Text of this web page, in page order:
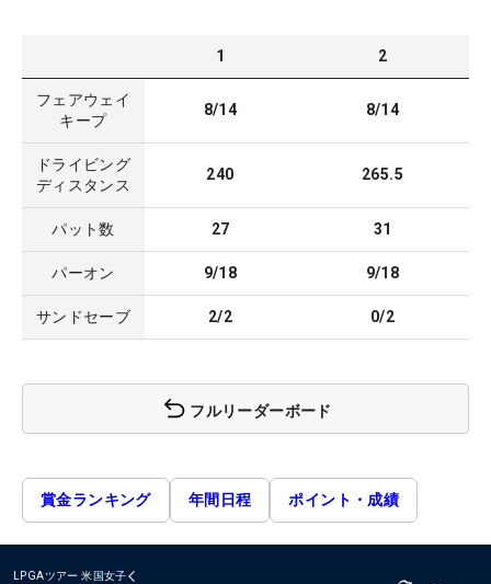
1 2
フェアウェイ
キープ
8/14 8/14
ドライビング
ディスタンス
240 265.5
パット数 27 31
パーオン 9/18 9/18
サンドセーブ 2/2 0/2
フルリーダーボード
賞金ランキング 年間日程 ポイント・成績
LPGAツアー 米国女子